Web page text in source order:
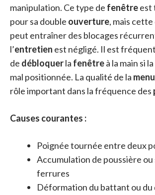
manipulation. Ce type de fenêtreest
pour sa double ouverture, mais
peut entraîner des blocages
l’entretien est négligé. Il est
de débloquerla fenêtreà la main si
mal positionnée. La qualité de la
rôle important dans la fréquence des
Causes courantes :
Poignée tournée entre deux
Accumulation de poussière ou
ferrures
Déformation du battant ou du